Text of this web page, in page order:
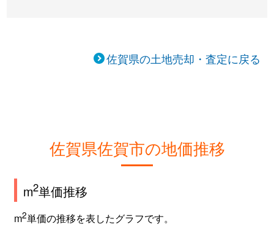
1,000万円
佐賀
中折町
1,200万円
佐賀
中折町
鍋島
2,800万円
佐賀県の土地売却・査定に戻る
佐賀県佐賀市の地価推移
m2単価推移
m2単価の推移を表したグラフです。